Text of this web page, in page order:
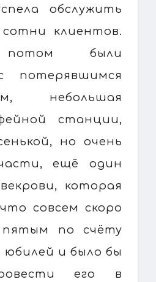
обслужить
клиентов.
были
потерявшимся
небольшая
станции,
но очень
ещё один
которая
совсем скоро
по счёту
юбилей и было бы
его в